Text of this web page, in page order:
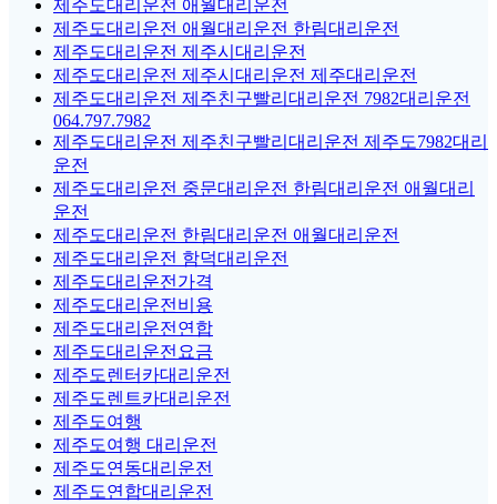
제주도대리운전 애월대리운전
제주도대리운전 애월대리운전 한림대리운전
제주도대리운전 제주시대리운전
제주도대리운전 제주시대리운전 제주대리운전
제주도대리운전 제주친구빨리대리운전 7982대리운전
064.797.7982
제주도대리운전 제주친구빨리대리운전 제주도7982대리
운전
제주도대리운전 중문대리운전 한림대리운전 애월대리
운전
제주도대리운전 한림대리운전 애월대리운전
제주도대리운전 함덕대리운전
제주도대리운전가격
제주도대리운전비용
제주도대리운전연합
제주도대리운전요금
제주도렌터카대리운전
제주도렌트카대리운전
제주도여행
제주도여행 대리운전
제주도연동대리운전
제주도연합대리운전